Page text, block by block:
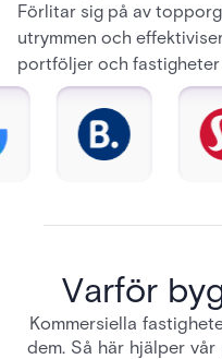
Förlitar sig på av
utrymmen och
portföljer och
Varför
Kommersiella
dem. Så här hjälper